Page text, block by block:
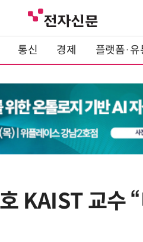
통신 경제 플랫폼·유
KAIST 교수